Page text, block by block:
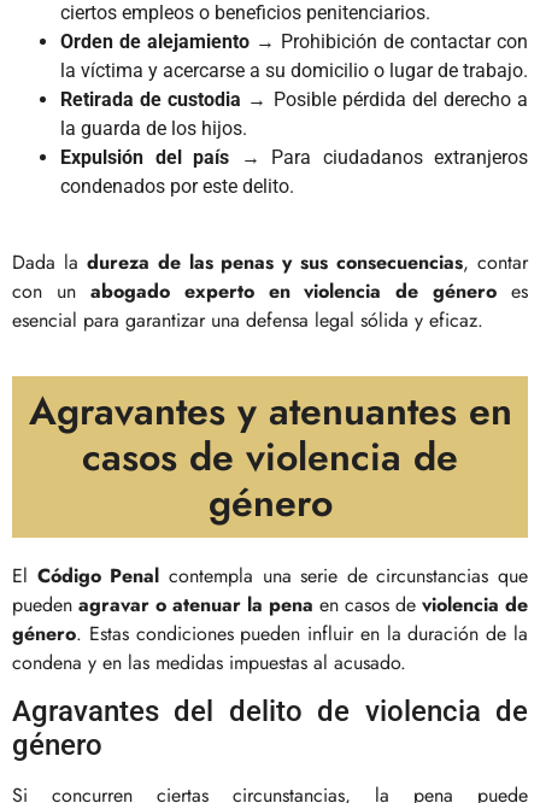
ciertos empleos o beneficios penitenciarios.
Orden de alejamiento → Prohibición de contactar con
la víctima y acercarse a su domicilio o lugar de trabajo.
Retirada de custodia → Posible pérdida del derecho a
la guarda de los hijos.
Expulsión del país → Para ciudadanos extranjeros
condenados por este delito.
Dada la dureza de las penas y sus consecuencias, contar
con un abogado experto en violencia de género es
esencial para garantizar una defensa legal sólida y eficaz.
Agravantes y atenuantes en
casos de violencia de
género
El Código Penal contempla una serie de circunstancias que
pueden agravar o atenuar la pena en casos de violencia de
género. Estas condiciones pueden influir en la duración de la
condena y en las medidas impuestas al acusado.
Agravantes del delito de violencia de
género
Si concurren ciertas circunstancias, la pena puede